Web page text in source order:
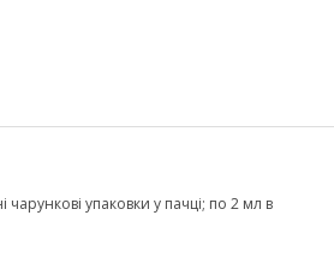
упаковки у пачці; по 2 мл в